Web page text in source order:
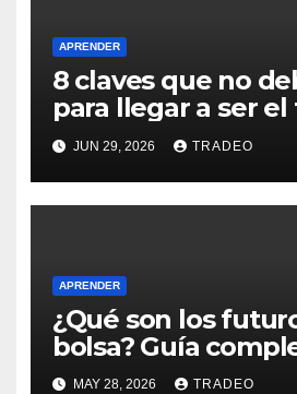
APRENDER
8 claves que no
para llegar a ser
éxito que deseas
JUN 29, 2026 TRADEO
APRENDER
¿Qué son los
bolsa? Guía
principiantes
MAY 28, 2026 TRADEO